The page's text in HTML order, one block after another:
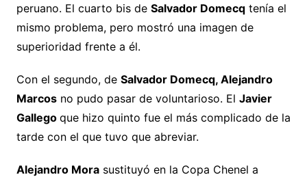
peruano. El cuarto bis de Salvador Domecqtenía el
mismo problema, pero mostró una imagen de
superioridad frente a él.
Con el segundo, de Salvador Domecq, Alejandro
Marcosno pudo pasar de voluntarioso. El Javier
Gallego que hizo quinto fue el más complicado de la
tarde con el que tuvo que abreviar.
Alejandro Morasustituyó en la Copa Chenel a